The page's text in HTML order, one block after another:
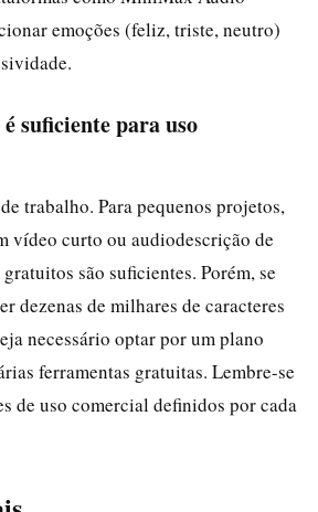
emoções (feliz, triste, neutro)
suficiente para uso
trabalho. Para pequenos projetos,
vídeo curto ou audiodescrição de
são suficientes. Porém, se
dezenas de milhares de caracteres
necessário optar por um plano
ferramentas gratuitas. Lembre-se
de uso comercial definidos por cada